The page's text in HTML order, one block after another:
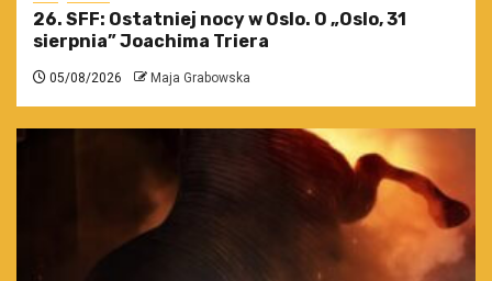
26. SFF: Ostatniej nocy w Oslo. O „Oslo, 31
sierpnia” Joachima Triera
05/08/2026 Maja Grabowska